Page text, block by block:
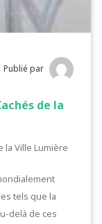
Publié par
de la
la Ville Lumière
tels que la
delà de ces